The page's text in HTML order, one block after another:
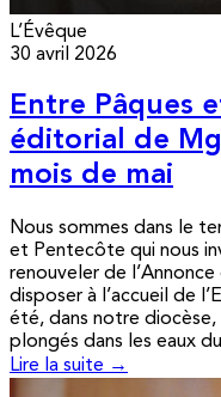
L’Évêque
30 avril 2026
Entre Pâques
éditorial de
mois de mai
Nous sommes dans le
et Pentecôte qui nous
renouveler de
disposer à l’accueil de
été, dans notre
plongés dans les eaux
Lire la suite →